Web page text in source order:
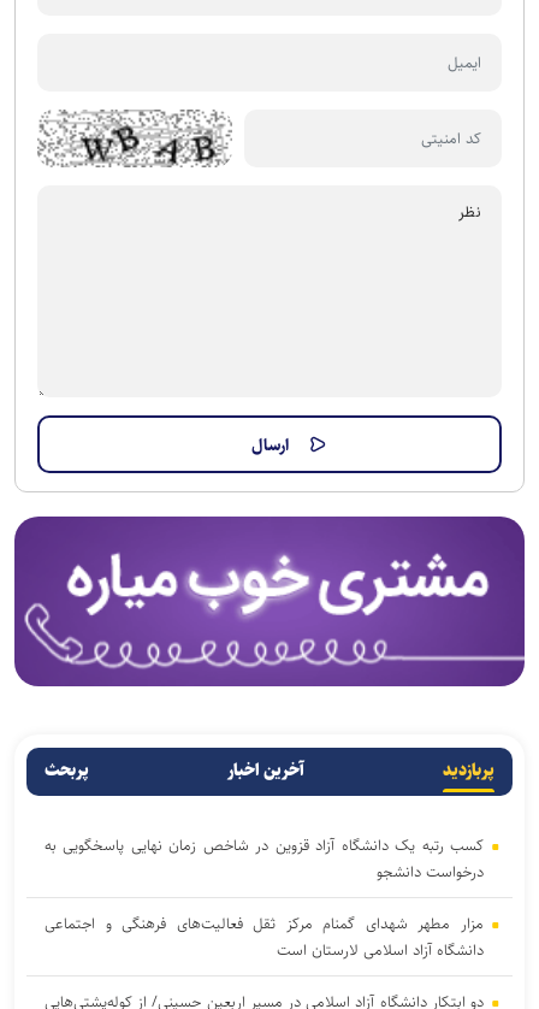
پربازدید آخرین اخبار پربحث
کسب رتبه یک دانشگاه آزاد قزوین در شاخص زمان نهایی پاسخگویی به
درخواست دانشجو
مزار مطهر شهدای گمنام مرکز ثقل فعالیت‌های فرهنگی و اجتماعی
دانشگاه آزاد اسلامی لارستان است
دو ابتکار دانشگاه آزاد اسلامی در مسیر اربعین حسینی/ از کوله‌پشتی‌هایی